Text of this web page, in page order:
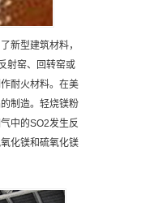
新型建筑材料，
射窑、回转窑或
耐火材料。在美
制造。轻烧镁粉
中的SO2发生反
化镁和硫氧化镁